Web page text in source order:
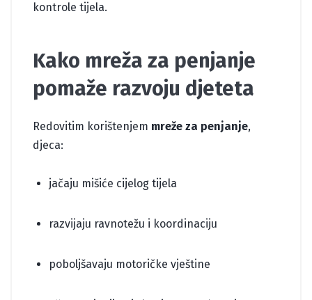
kontrole tijela.
Kako mreža za penjanje
pomaže razvoju djeteta
Redovitim korištenjem mreže za penjanje,
djeca:
jačaju mišiće cijelog tijela
razvijaju ravnotežu i koordinaciju
poboljšavaju motoričke vještine